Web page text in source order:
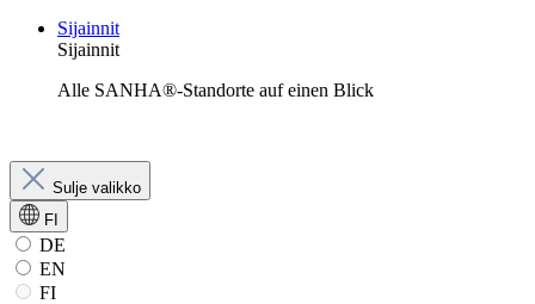
Sijainnit
Sijainnit
Alle SANHA®-Standorte auf einen Blick
Sulje valikko
FI
DE
EN
FI